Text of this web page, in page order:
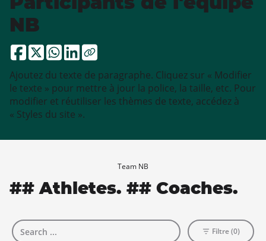
NB
Ajoutez du texte de paragraphe. Cliquez sur « Modifier
le texte » pour mettre à jour la police, la taille, etc. Pour
modifier et réutiliser les thèmes de texte, accédez à
« Styles du site ».
Team NB
## Athletes. ## Coaches.
Filtre (0)